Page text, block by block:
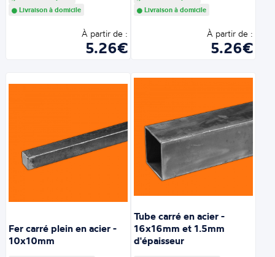
Livraison à domicile
À partir de :
5.26€
Livraison à domicile
À partir de :
5.26€
Fer carré plein en acier -
10x10mm
Tube carré en acier -
16x16mm et 1.5mm
d'épaisseur